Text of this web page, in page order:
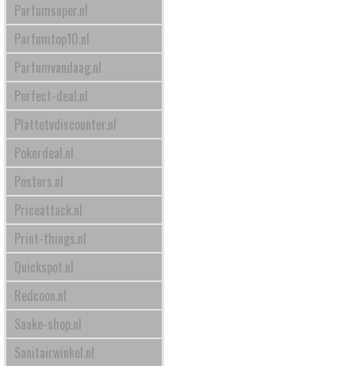
Parfumsuper.nl
Parfumtop10.nl
Parfumvandaag.nl
Perfect-deal.nl
Plattetvdiscounter.nl
Pokerdeal.nl
Posters.nl
Priceattack.nl
Print-things.nl
Quickspot.nl
Redcoon.nl
Saake-shop.nl
Sanitairwinkel.nl